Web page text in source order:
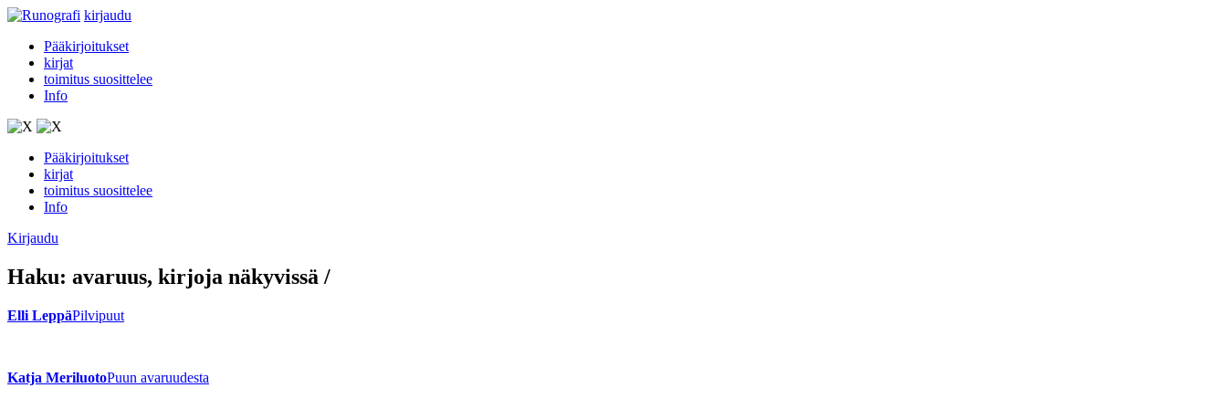
kirjaudu
Pääkirjoitukset
kirjat
toimitus suosittelee
Info
Pääkirjoitukset
kirjat
toimitus suosittelee
Info
Kirjaudu
Haku: avaruus, kirjoja näkyvissä /
Elli LeppäPilvipuut
Katja MeriluotoPuun avaruudesta